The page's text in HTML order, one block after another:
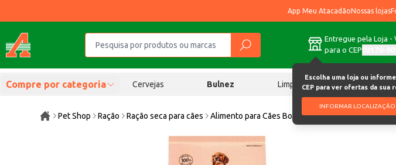
App Meu AtacadãoNossas lojas
Entregue pela Loja -
para o CEP
Escolha uma loja ou
CEP para ver ofertas da sua
INFORMAR LOCALIZAÇÃO
Compre por categoria Cervejas Bulnez Limpeza Chocolates
Pet Shop Ração Ração seca para cães Alimento para Cães Bonzo Carne & Cereais 1kg